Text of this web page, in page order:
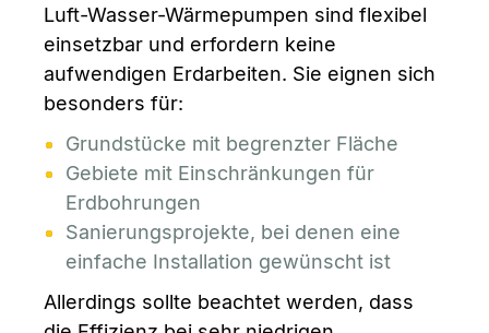
Luft-Wasser-Wärmepumpen sind flexibel
einsetzbar und erfordern keine
aufwendigen Erdarbeiten. Sie eignen sich
besonders für:
Grundstücke mit begrenzter Fläche
Gebiete mit Einschränkungen für
Erdbohrungen
Sanierungsprojekte, bei denen eine
einfache Installation gewünscht ist
Allerdings sollte beachtet werden, dass